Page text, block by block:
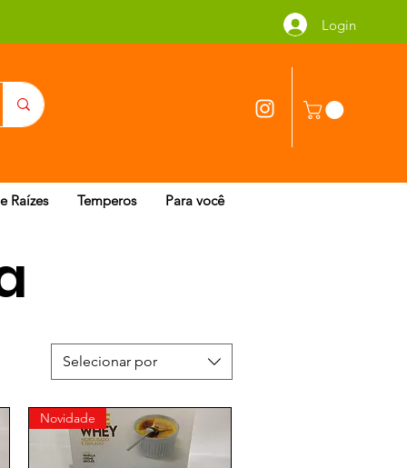
Login
Raízes Temperos Para você
Selecionar por
Novidade